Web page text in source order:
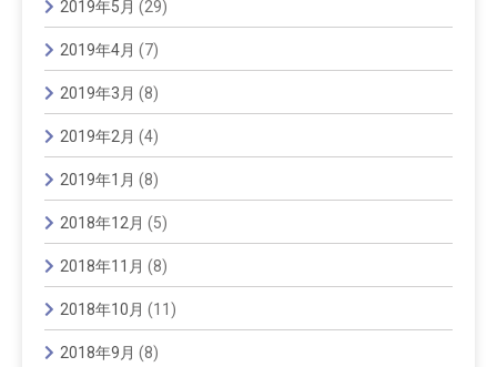
2019年5月 (29)
2019年4月 (7)
2019年3月 (8)
2019年2月 (4)
2019年1月 (8)
2018年12月 (5)
2018年11月 (8)
2018年10月 (11)
2018年9月 (8)